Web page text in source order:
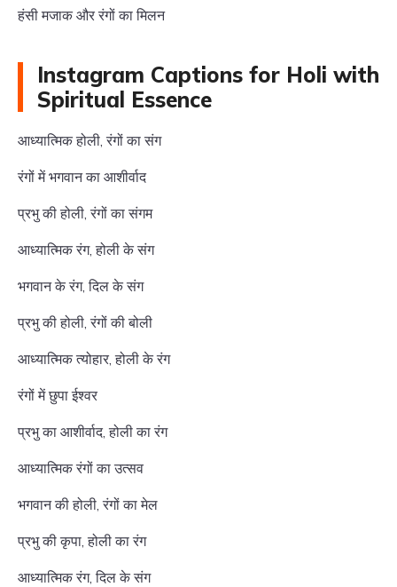
हंसी मजाक और रंगों का मिलन
Instagram Captions for Holi with
Spiritual Essence
आध्यात्मिक होली, रंगों का संग
रंगों में भगवान का आशीर्वाद
प्रभु की होली, रंगों का संगम
आध्यात्मिक रंग, होली के संग
भगवान के रंग, दिल के संग
प्रभु की होली, रंगों की बोली
आध्यात्मिक त्योहार, होली के रंग
रंगों में छुपा ईश्वर
प्रभु का आशीर्वाद, होली का रंग
आध्यात्मिक रंगों का उत्सव
भगवान की होली, रंगों का मेल
प्रभु की कृपा, होली का रंग
आध्यात्मिक रंग, दिल के संग